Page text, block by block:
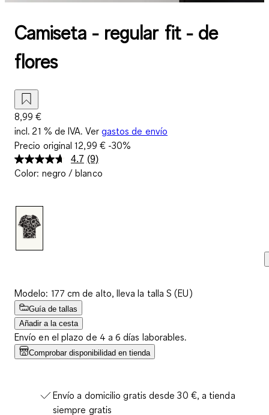
Camiseta - regular fit - de
flores
8,99 €
incl. 21 % de IVA. Ver gastos de envío
Precio original12,99 €-30%
4.7 Lea
9
(9)
Color: negro / blanco
Modelo: 177 cm de alto, lleva la talla S (EU)
Guía de tallas
Añadir a la cesta
Envío en el plazo de 4 a 6 días laborables.
Comprobar disponibilidad en tienda
Envío a domicilio gratis desde 30 €, a tienda
siempre gratis